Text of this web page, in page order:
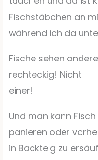
Fischstäbchen an
während ich da
Fische sehen
rechteckig! Nicht
einer!
Und man kann
panieren oder
in Backteig zu